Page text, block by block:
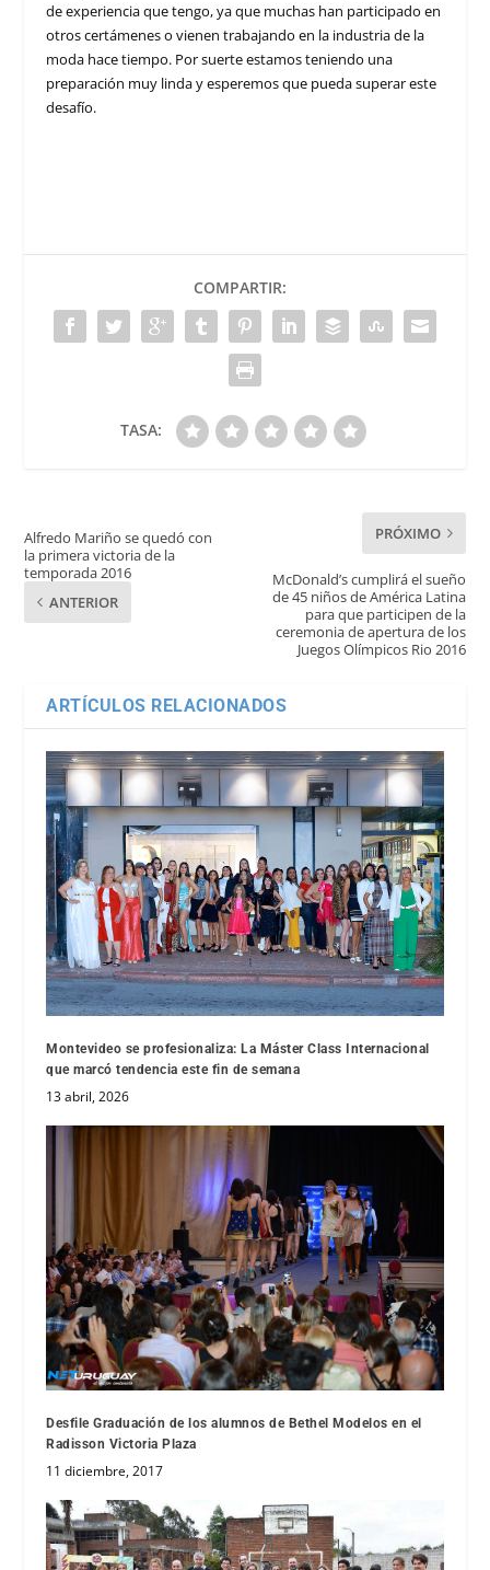
de experiencia que tengo, ya que muchas han participado en
otros certámenes o vienen trabajando en la industria de la
moda hace tiempo. Por suerte estamos teniendo una
preparación muy linda y esperemos que pueda superar este
desafío.
COMPARTIR:
TASA:
Alfredo Mariño se quedó con
la primera victoria de la
temporada 2016
ANTERIOR
PRÓXIMO
McDonald’s cumplirá el sueño
de 45 niños de América Latina
para que participen de la
ceremonia de apertura de los
Juegos Olímpicos Rio 2016
ARTÍCULOS RELACIONADOS
Montevideo se profesionaliza: La Máster Class Internacional
que marcó tendencia este fin de semana
13 abril, 2026
Desfile Graduación de los alumnos de Bethel Modelos en el
Radisson Victoria Plaza
11 diciembre, 2017